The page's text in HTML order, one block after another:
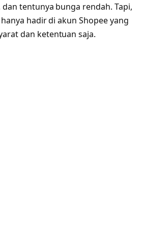
tentunya bunga rendah. Tapi,
hadir di akun Shopee yang
dan ketentuan saja.